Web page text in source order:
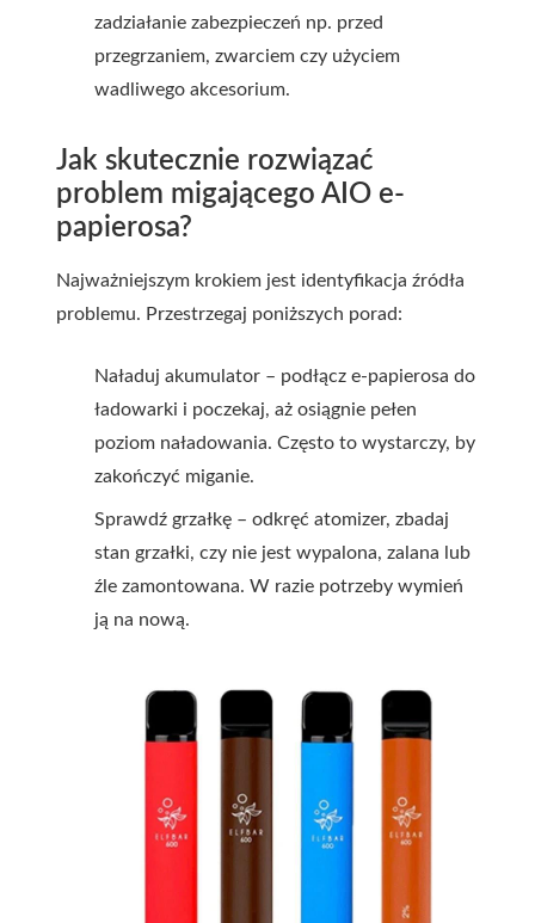
zadziałanie zabezpieczeń np. przed
przegrzaniem, zwarciem czy użyciem
wadliwego akcesorium.
Jak skutecznie rozwiązać
problem migającego AIO e-
papierosa?
Najważniejszym krokiem jest identyfikacja źródła
problemu. Przestrzegaj poniższych porad:
Naładuj akumulator – podłącz e-papierosa do
ładowarki i poczekaj, aż osiągnie pełen
poziom naładowania. Często to wystarczy, by
zakończyć miganie.
Sprawdź grzałkę – odkręć atomizer, zbadaj
stan grzałki, czy nie jest wypalona, zalana lub
źle zamontowana. W razie potrzeby wymień
ją na nową.